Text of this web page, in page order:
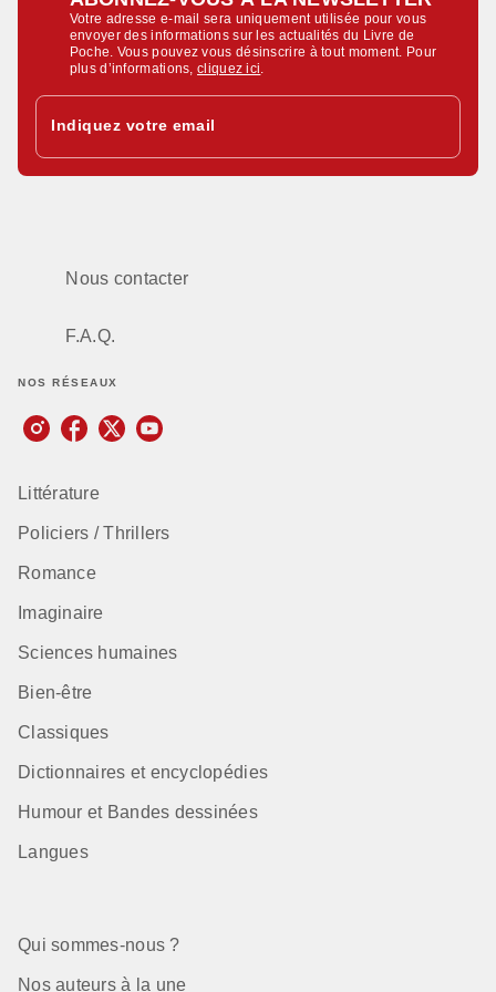
Votre adresse e-mail sera uniquement utilisée pour vous
envoyer des informations sur les actualités du Livre de
Poche. Vous pouvez vous désinscrire à tout moment. Pour
plus d’informations,cliquez ici
Indiquez votre email
Nous contacter
F.A.Q.
NOS RÉSEAUX
Littérature
Policiers / Thrillers
Romance
Imaginaire
Sciences humaines
Bien-être
Classiques
Dictionnaires et encyclopédies
Humour et Bandes dessinées
Langues
Qui sommes-nous ?
Nos auteurs à la une